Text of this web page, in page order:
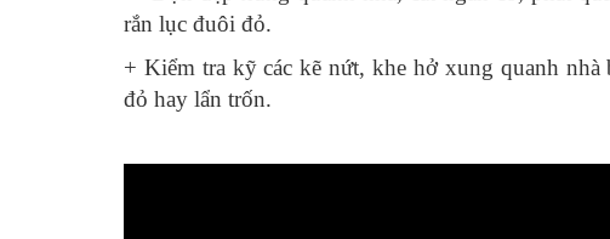
rắn lục đuôi đỏ.
+ Kiểm tra kỹ các kẽ nứt, khe hở xung quanh
đỏ hay lẩn trốn.